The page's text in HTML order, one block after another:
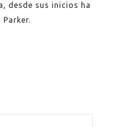
desde sus inicios ha